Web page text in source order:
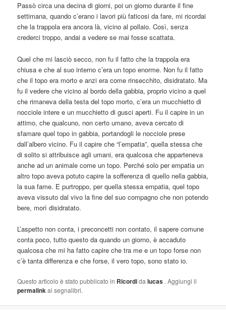
Passò circa una decina di giorni, poi un giorno durante il fine
settimana, quando c’erano i lavori più faticosi da fare, mi ricordai
che la trappola era ancora là, vicino al pollaio. Così, senza
crederci troppo, andai a vedere se mai fosse scattata.
Quel che mi lasciò secco, non fu il fatto che la trappola era
chiusa e che al suo interno c’era un topo enorme. Non fu il fatto
che il topo era morto e anzi era come rinsecchito, disidratato. Ma
fu il vedere che vicino al bordo della gabbia, proprio vicino a quel
che rimaneva della testa del topo morto, c’era un mucchietto di
nocciole intere e un mucchietto di gusci aperti. Fu il capire in un
attimo, che qualcuno, non certo umano, aveva cercato di
sfamare quel topo in gabbia, portandogli le nocciole prese
dall’albero vicino. Fu il capire che “l’empatia”, quella stessa che
di solito si attribuisce agli umani, era qualcosa che apparteneva
anche ad un animale come un topo. Perché solo per empatia un
altro topo aveva potuto capire la sofferenza di quello nella gabbia,
la sua fame. E purtroppo, per quella stessa empatia, quel topo
aveva vissuto dal vivo la fine del suo compagno che non potendo
bere, morì disidratato.
L’aspetto non conta, i preconcetti non contato, il sapere comune
conta poco, tutto questo da quando un giorno, è accaduto
qualcosa che mi ha fatto capire che tra me e un topo forse non
c’è tanta differenza e che forse, il vero topo, sono stato io.
Questo articolo è stato pubblicato in Ricordidalucas . Aggiungi il
permalinkai segnalibri.